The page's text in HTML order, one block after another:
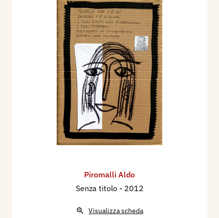
Piromalli Aldo
Senza titolo - 2012
Visualizza scheda